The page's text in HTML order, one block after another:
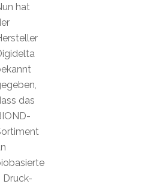
hat
das
Druck-